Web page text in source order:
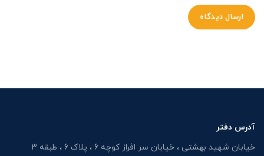
آدرس دفتر
خیابان شهید بهشتی ، خیابان سر افراز کوچه 6 ، پلاک 6 ، طبقه 3